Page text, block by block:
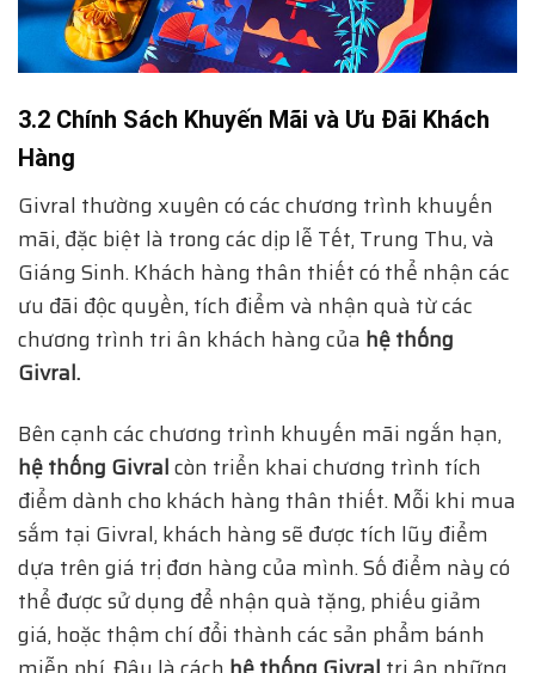
3.2 Chính Sách Khuyến Mãi và Ưu Đãi Khách
Hàng
Givral thường xuyên có các chương trình khuyến
mãi, đặc biệt là trong các dịp lễ Tết, Trung Thu, và
Giáng Sinh. Khách hàng thân thiết có thể nhận các
ưu đãi độc quyền, tích điểm và nhận quà từ các
chương trình tri ân khách hàng của hệ thống
Givral.
Bên cạnh các chương trình khuyến mãi ngắn hạn,
hệ thống Givralcòn triển khai chương trình tích
điểm dành cho khách hàng thân thiết. Mỗi khi mua
sắm tại Givral, khách hàng sẽ được tích lũy điểm
dựa trên giá trị đơn hàng của mình. Số điểm này có
thể được sử dụng để nhận quà tặng, phiếu giảm
giá, hoặc thậm chí đổi thành các sản phẩm bánh